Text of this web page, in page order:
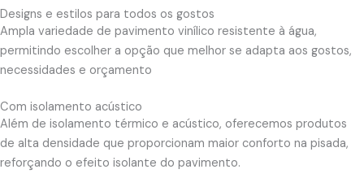
Designs e estilos para todos os gostos
Ampla variedade de pavimento vinílico resistente à água,
permitindo escolher a opção que melhor se adapta aos gostos,
necessidades e orçamento
Com isolamento acústico
Além de isolamento térmico e acústico, oferecemos produtos
de alta densidade que proporcionam maior conforto na pisada,
reforçando o efeito isolante do pavimento.